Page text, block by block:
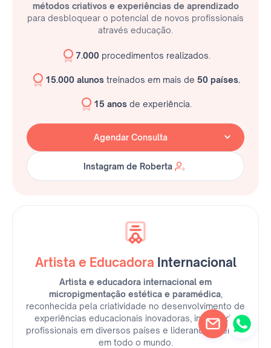
Artista e Educadora Internacional
Artista e educadora internacional em
micropigmentação estética e paramédica,
reconhecida pela criatividade no desenvolvimento de
experiências educacionais inovadoras, inspirando
profissionais em diversos países e liderando talentos
em todo o mundo.
métodos criativos e experiências de aprendizado
para desbloquear o potencial de novos profissionais
através educação.
7.000 procedimentos realizados.
15.000 alunos treinados em mais de 50 países.
15 anos de experiência.
Agendar Consulta
Instagram de Roberta
Instagram de Roberta